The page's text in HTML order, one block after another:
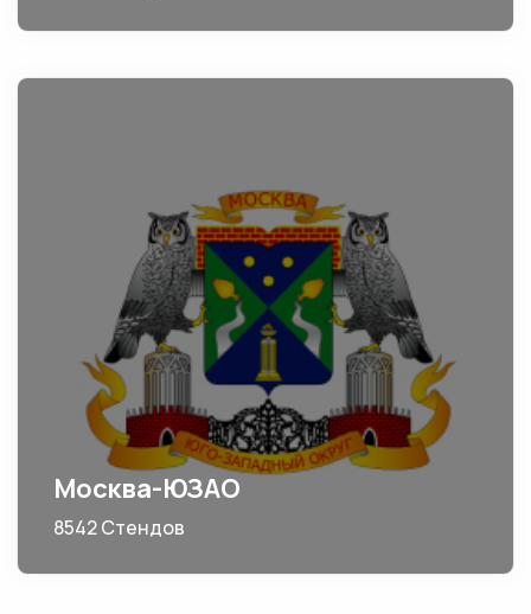
Москва-ЮЗАО
8542 Стендов